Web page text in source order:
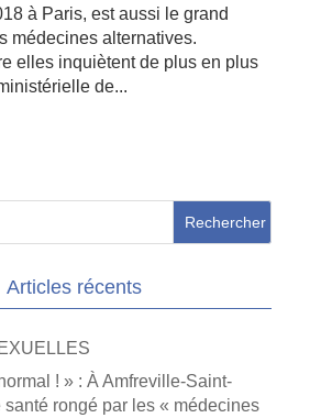
à Paris, est aussi le grand
médecines alternatives.
elles inquiètent de plus en plus
de...
Articles récents
! » : À Amfreville-Saint-
rongé par les « médecines